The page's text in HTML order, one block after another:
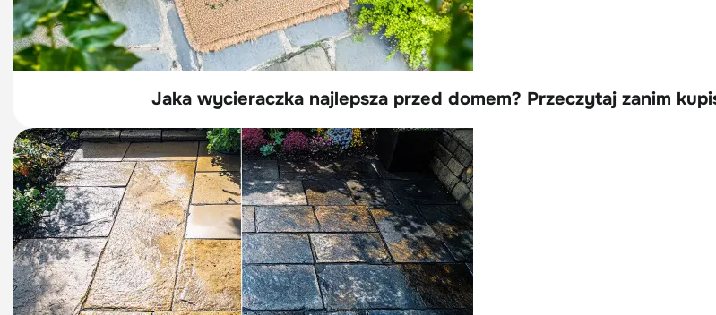
Jaka wycieraczka najlepsza przed domem? Przeczytaj zanim